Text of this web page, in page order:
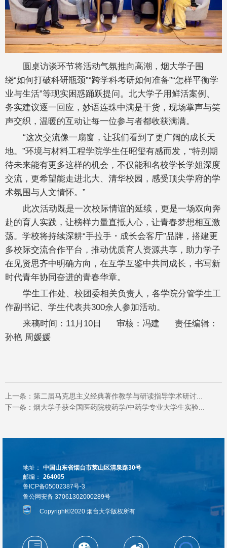
圆桌访谈环节将活动气氛推向高潮，烟大学子围
绕“如何打破科研瓶颈”“跨学科考研如何准备”“怎样平衡学
业与生活”等现实困惑踊跃提问。北大学子用鲜活案例、
务实建议逐一回应，妙语连珠中满是干货，现场掌声与笑
声交织，温暖的互动让每一位参与者都收获满满。
“这次交流像一扇窗，让我们看到了更广阔的成长天
地。”环境与材料工程学院学生任昭玺有感而发，“特别期
待未来能有更多这样的机会，不仅能和名校学长学姐深度
交流，更希望能走进北大、清华校园，感受顶尖学府的学
术氛围与人文情怀。”
此次活动既是一次校际情谊的延续，更是一场双向奔
赴的育人实践，让榜样力量直抵人心，让青春梦想相互激
荡。学校将持续深耕“手拉手・成长会客厅”品牌，搭建更
多校际交流合作平台，推动优质育人资源共享，助力学子
在见贤思齐中明确方向，在互学互鉴中共同成长，书写新
时代青年协同奋进的青春华章。
学生工作处、校团委相关负责人，各学院分管学生工
作副书记、学生代表共300余人参加活动。
来稿时间：11月10日 审核：冯建 责任编辑：
孙艳 周媛媛
上一条： 第二届马克思主义经典著作教学与研读指导学术研讨...
下一条： 烟大学子获全国医药院校药学/中药学专业大学生实验...
地址：
中国山东省烟台市莱山区清泉路30号
邮编：
264005
鲁ICP备05002387号-3
鲁公网安备 37061302000289号
Copyright©2020 烟台大学版权所有